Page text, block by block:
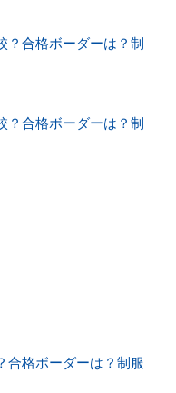
？合格ボーダーは？制
？合格ボーダーは？制
合格ボーダーは？制服